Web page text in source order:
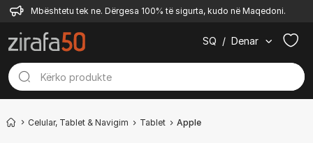
Mbështetu tek ne. Dërgesa 100% të sigurta, kudo në Maqedoni.
SQ / Denar
Celular, Tablet & Navigim Tablet Apple